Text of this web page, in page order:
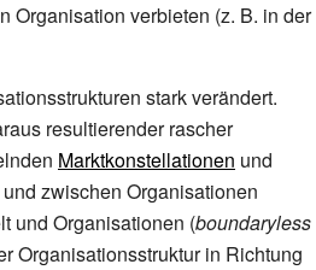
Organisation verbieten (z. B. in der
stark verändert.
resultierender rascher
Marktkonstellationen und
zwischen Organisationen
und Organisationen (boundaryless
Organisationsstruktur in Richtung